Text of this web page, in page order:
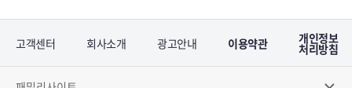
고객센터 회사소개 광고안내 이용약관 개인정보
처리방침